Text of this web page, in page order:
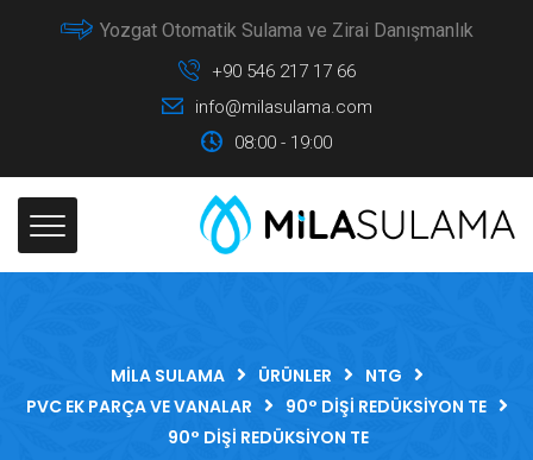
Yozgat Otomatik Sulama ve Zirai Danışmanlık
+90 546 217 17 66
info@milasulama.com
08:00 - 19:00
MILA SULAMA ÜRÜNLER
NTG
PVC EK PARÇA VE VANALAR
90° DIŞI REDÜKSIYON TE
90° DIŞI REDÜKSIYON TE